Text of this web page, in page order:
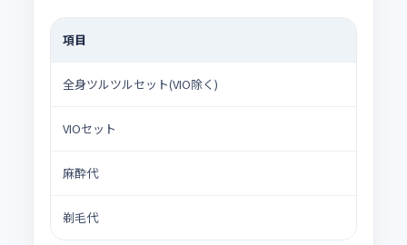
項目
全身ツルツルセット(VIO除く)
VIOセット
麻酔代
剃毛代